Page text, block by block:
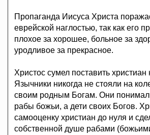
Пропаганда Иисуса Христа
еврейской наглостью, так как его
плохое за хорошее, больное за
уродливое за прекрасное.
Христос сумел поставить христиан
Язычники никогда не стояли на
своим родным Богам. Они
рабы божьи, а дети своих Богов.
самооценку христиан до нуля и
собственной душе рабами